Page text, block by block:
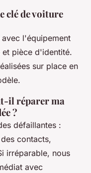
clé de voiture
l'équipement
pièce d'identité.
sur place en
il réparer ma
?
défaillantes :
contacts,
irréparable, nous
avec